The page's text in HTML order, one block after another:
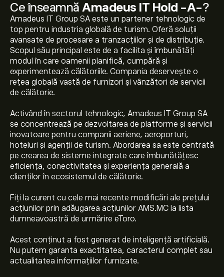
Ce înseamnă Amadeus IT Hold -A-?
Amadeus IT Group SA este un partener tehnologic de
top pentru industria globală de turism. Oferă soluții
avansate de procesare a tranzacțiilor și de distribuție.
Scopul său principal este de a facilita și îmbunătăți
modul în care oamenii planifică, cumpără și
experimentează călătoriile. Compania deservește o
rețea globală vastă de furnizori și vânzători de servicii
de călătorie.
Activând în sectorul tehnologic, Amadeus IT Group SA
se concentrează pe dezvoltarea de platforme și servicii
inovatoare pentru companii aeriene, aeroporturi,
hoteluri și agenții de turism. Abordarea sa este centrată
pe crearea de sisteme integrate care îmbunătățesc
eficiența, conectivitatea și experiența generală a
clienților în ecosistemul de călătorie.
Fiți la curent cu cele mai recente modificări ale prețului
acțiunilor prin adăugarea acțiunilor AMS.MC la lista
dumneavoastră de urmărire eToro.
Acest conținut a fost generat de inteligență artificială.
Nu putem garanta exactitatea, caracterul complet sau
actualitatea informațiilor furnizate.
Prețul actual al acțiunilor AMS.MC este 56.80‎€‎.